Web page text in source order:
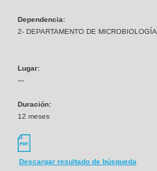
Dependencia:
2- DEPARTAMENTO DE MICROBIOLOGÍA
Lugar:
---
Duración:
12 meses
Descargar resultado de búsqueda